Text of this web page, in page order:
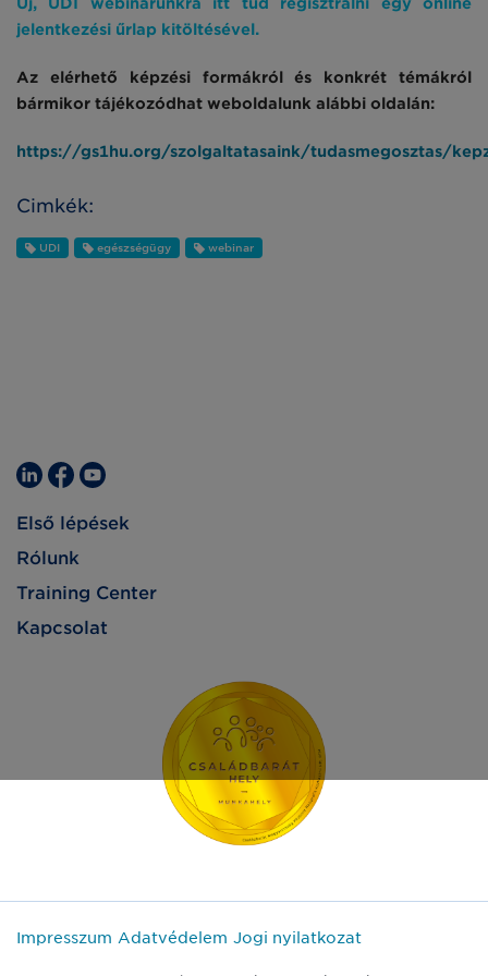
jelentkezési űrlap kitöltésével.
Az elérhető képzési formákról és konkrét témákról
bármikor tájékozódhat weboldalunk alábbi oldalán:
https://gs1hu.org/szolgaltatasaink/tudasmegosztas/
Cimkék:
UDI egészségügy webinar
Első lépések
Rólunk
Training Center
Kapcsolat
Impresszum Adatvédelem Jogi nyilatkozat